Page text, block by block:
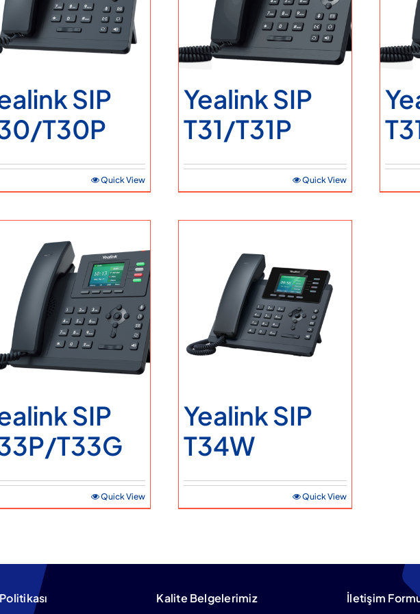
Ticari Bilgiler İletişim Bilgileri
Teklif Alın Servis Talebi
SIP
T30P
Quick View
Yealink SIP
T31/T31P
Quick View
SIP
T33G
Quick View
Yealink SIP
T34W
Quick View
Kalite Belgelerimiz İletişim